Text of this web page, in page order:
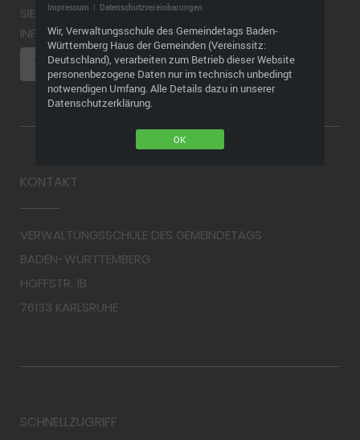
SIE MÖCHTEN EINEN WIDERRUF ABGEBEN? WEITERE
INFORMATIONEN FINDEN SIE HIER
VERTRAG WIDERRUFEN
KONTAKT
VERWALTUNGSSCHULE DES GEMEINDETAGS
BADEN-WÜRTTEMBERG
HOFFSTR. 1B
76133 KARLSRUHE
SCHNELLZUGRIFF
Impressum | Datenschutzvereinbarungen
Wir, Verwaltungsschule des Gemeindetags Baden-
Württemberg Haus der Gemeinden (Vereinssitz:
Deutschland), verarbeiten zum Betrieb dieser Website
personenbezogene Daten nur im technisch unbedingt
notwendigen Umfang. Alle Details dazu in unserer
Datenschutzerklärung.
OK